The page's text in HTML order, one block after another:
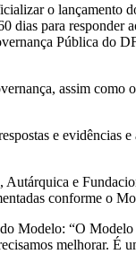
o lançamento
para responder
Pública do
assim como
e evidências
e
conforme o
Modelo: “O
melhorar. É